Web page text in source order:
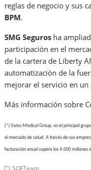
reglas de negocio y sus
BPM.
SMG Seguros ha
participación en el
de la cartera de Liberty
automatización de la
mejorar el servicio en un
Más información sobre
(*) Swiss Medical Group, es el principal
el mercado de salud. A través de sus
facturación anual supera los 4.000 millones